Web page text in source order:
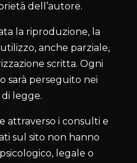
dell’autore.
la riproduzione, la
anche parziale,
scritta. Ogni
sarà perseguito nei
legge.
attraverso i consulti e
sul sito non hanno
legale o